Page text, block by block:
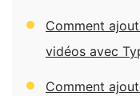
Comment
vidéos avec
Comment